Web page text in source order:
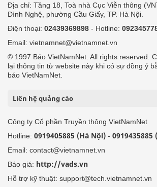
Địa chỉ: Tầng 18, Toà nhà Cục Viễn thông
Đình Nghệ, phường Cầu Giấy, TP. Hà Nội.
Điện thoại: 02439369898 - Hotline:
Email: vietnamnet@vietnamnet.vn
© 1997 Báo VietNamNet. All rights reserved.
lại thông tin từ website này khi có sự đồng ý
báo VietNamNet.
Liên hệ quảng cáo
Công ty Cổ phần Truyền thông VietNamNet
Hotline: 0919405885 (Hà Nội) - 0919435885
Email: contact@vietnamnet.vn
Báo giá: http://vads.vn
Hỗ trợ kỹ thuật: support@tech.vietnamnet.vn